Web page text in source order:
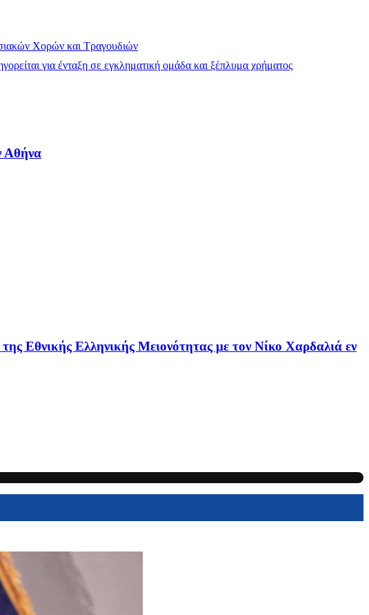
Χορών και Τραγουδιών
για ένταξη σε εγκληματική ομάδα και ξέπλυμα χρήματος
Αθήνα
Εθνικής Ελληνικής Μειονότητας με τον Νίκο Χαρδαλιά εν